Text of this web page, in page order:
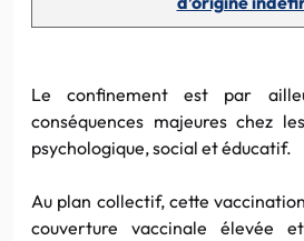
Le confinement est par
conséquences majeures chez
psychologique, social et éducatif.
Au plan collectif, cette
couverture vaccinale élevée